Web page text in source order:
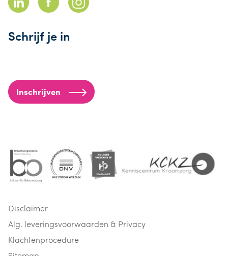
Schrijf je in
Inschrijven
Disclaimer
Alg. leveringsvoorwaarden & Privacy
Klachtenprocedure